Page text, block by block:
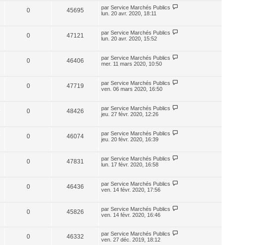
0 45695 par Service Marchés Publics
lun. 20 avr. 2020, 18:11
0 47121 par Service Marchés Publics
lun. 20 avr. 2020, 15:52
0 46406 par Service Marchés Publics
mer. 11 mars 2020, 10:50
0 47719 par Service Marchés Publics
ven. 06 mars 2020, 16:50
0 48426 par Service Marchés Publics
jeu. 27 févr. 2020, 12:26
0 46074 par Service Marchés Publics
jeu. 20 févr. 2020, 16:39
0 47831 par Service Marchés Publics
lun. 17 févr. 2020, 16:58
0 46436 par Service Marchés Publics
ven. 14 févr. 2020, 17:56
0 45826 par Service Marchés Publics
ven. 14 févr. 2020, 16:46
0 46332 par Service Marchés Publics
ven. 27 déc. 2019, 18:12